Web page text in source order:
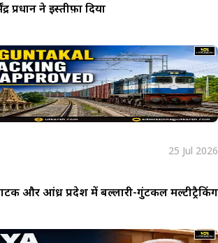
प्रधान ने इस्तीफ़ा दिया
25 Jul 2026
और आंध्र प्रदेश में बल्लारी-गुंटकल